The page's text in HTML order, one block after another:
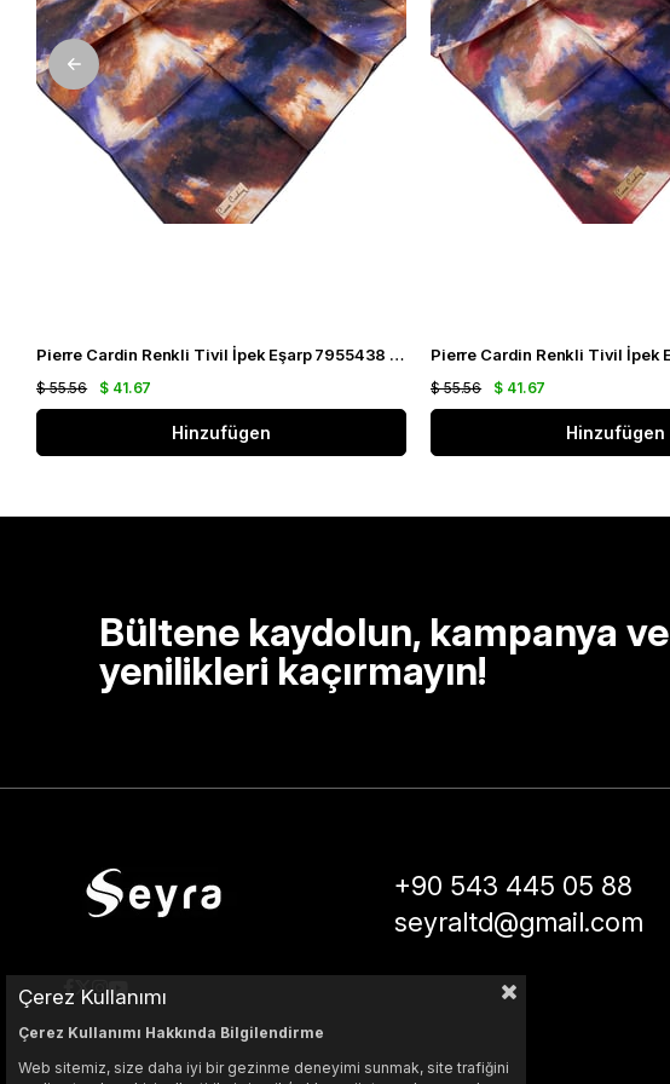
Pierre Cardin Renkli Tivil İpek Eşarp 7955438 - 921
$ 41.67
$ 55.56
Hinzufügen
$ 41.67
$ 55.56
Hinzufügen
Bültene kaydolun, kampanya ve
yenilikleri kaçırmayın!
+90 543 445 05 88
seyraltd@gmail.com
Çerez Kullanımı
Çerez Kullanımı Hakkında Bilgilendirme
Web sitemiz, size daha iyi bir gezinme deneyimi sunmak, site trafiğini